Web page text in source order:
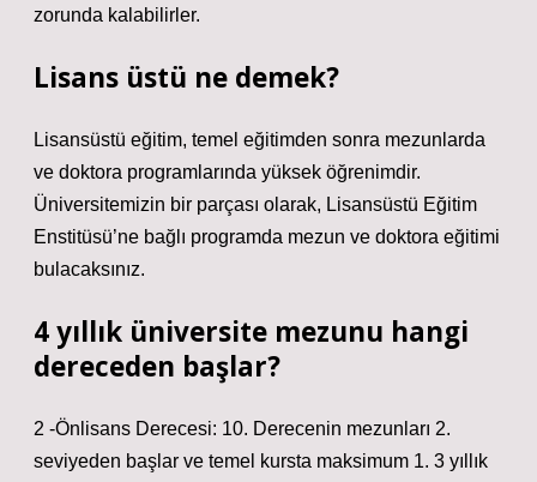
zorunda kalabilirler.
Lisans üstü ne demek?
Lisansüstü eğitim, temel eğitimden sonra mezunlarda
ve doktora programlarında yüksek öğrenimdir.
Üniversitemizin bir parçası olarak, Lisansüstü Eğitim
Enstitüsü’ne bağlı programda mezun ve doktora eğitimi
bulacaksınız.
4 yıllık üniversite mezunu hangi
dereceden başlar?
2 -Önlisans Derecesi: 10. Derecenin mezunları 2.
seviyeden başlar ve temel kursta maksimum 1. 3 yıllık